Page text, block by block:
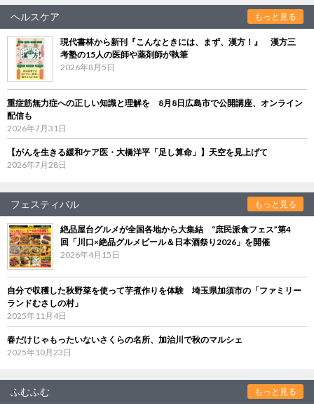
ヘルスケア もっと見る
現代書林から新刊『こんなときには、まず、漢方！』 漢方三
考塾の15人の医師や薬剤師が執筆
2026年8月5日
重症筋無力症への正しい知識と理解を 8月8日広島市で公開講座、オンライン
配信も
2026年7月31日
【がんを生きる緩和ケア医・大橋洋平「足し算命」】天空を見上げて
2026年7月28日
フェスティバル もっと見る
絶品屋台グルメが全国各地から大集結 “庶民派食フェス”第4
回「川口×絶品グルメビール＆日本酒祭り2026」を開催
2026年4月15日
自分で収穫した秋野菜を使って芋煮作りを体験 埼玉県加須市の「ファミリー
ランドむさしの村」
2025年11月4日
春だけじゃもったいないさくらの名所、加治川で秋のマルシェ
2025年10月23日
ふむふむ もっと見る